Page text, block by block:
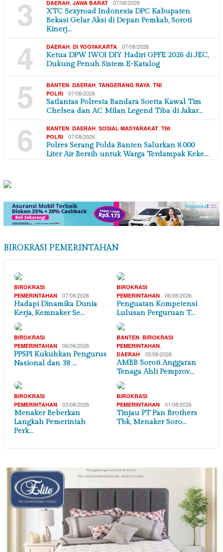
3 DAERAH JAWA BARAT 07/08/2026
XTC Sexyroad Indonesia DPC Kabupaten
Bekasi Gelar Aksi di Depan Pemkab, Soroti
Kinerj…
4 DAERAH DI YOGYAKARTA 07/08/2026
Ketua DPW IWOI DIY Hadiri GPFE 2026 di JEC,
Dukung Penuh Sistem E-Katalog
5 BANTEN DAERAH TANGERANG RAYA TNI
POLRI
07/08/2026
Satlantas Polresta Bandara Soetta Kawal Tim
Chelsea dan AC Milan Legend Tiba di Jakar…
6 BANTEN DAERAH SOSIAL MASYARAKAT TNI
POLRI
07/08/2026
Polres Serang Polda Banten Salurkan 8.000
Liter Air Bersih untuk Warga Terdampak Keke…
BIROKRASI PEMERINTAHAN
BIROKRASI
PEMERINTAHAN
07/08/2026
Hadapi Dinamika Dunia
Kerja, Kemnaker Se…
BIROKRASI
PEMERINTAHAN
06/08/2026
Penguatan Kompetensi
Lulusan Perguruan T…
BIROKRASI
PEMERINTAHAN
06/08/2026
PPSPI Kukuhkan Pengurus
Nasional dan 38 …
BANTEN BIROKRASI
PEMERINTAHAN
DAERAH 05/08/2026
AMBB Soroti Anggaran
Tenaga Ahli Pemprov…
BIROKRASI
PEMERINTAHAN
03/08/2026
Menaker Beberkan
Langkah Pemerintah
Perk…
BIROKRASI
PEMERINTAHAN
01/08/2026
Tinjau PT Pan Brothers
Tbk, Menaker Soro…